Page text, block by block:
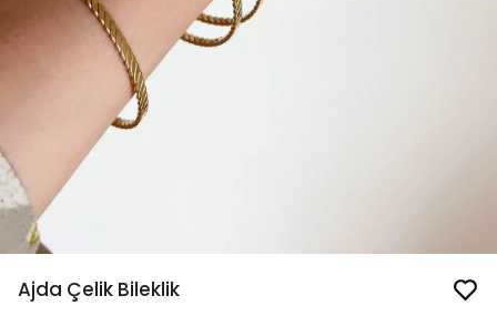
Ajda Çelik Bileklik